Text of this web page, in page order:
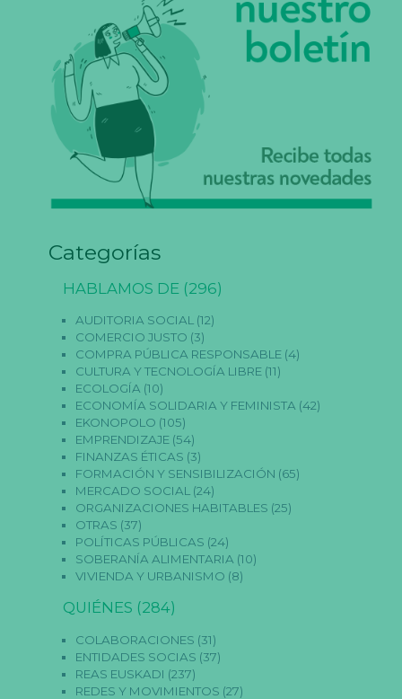
Categorías
HABLAMOS DE (296)
AUDITORIA SOCIAL (12)
COMERCIO JUSTO (3)
COMPRA PÚBLICA RESPONSABLE(4)
CULTURA Y TECNOLOGÍA LIBRE(11)
ECOLOGÍA (10)
ECONOMÍA SOLIDARIA Y FEMINISTA (42)
EKONOPOLO (105)
EMPRENDIZAJE(54)
FINANZAS ÉTICAS (3)
FORMACIÓN Y SENSIBILIZACIÓN (65)
MERCADO SOCIAL (24)
ORGANIZACIONES HABITABLES (25)
OTRAS (37)
POLÍTICAS PÚBLICAS (24)
SOBERANÍA ALIMENTARIA (10)
VIVIENDA Y URBANISMO (8)
QUIÉNES (284)
COLABORACIONES (31)
ENTIDADES SOCIAS (37)
REAS EUSKADI (237)
REDES Y MOVIMIENTOS (27)